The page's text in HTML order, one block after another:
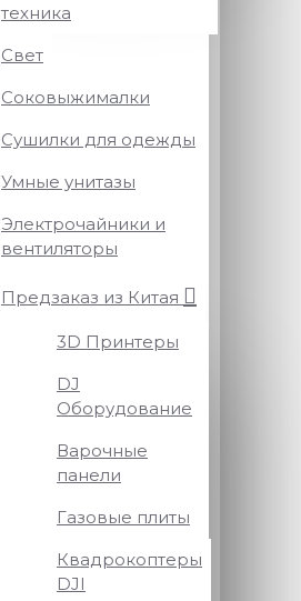
техника
Свет
Соковыжималки
Сушилки для одежды
Умные унитазы
Электрочайники и
вентиляторы
Предзаказ из Китая
3D Принтеры
DJ
Оборудование
Варочные
панели
Газовые плиты
Квадрокоптеры
DJI